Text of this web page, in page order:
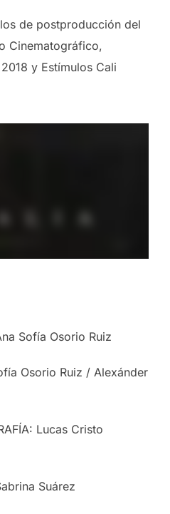
de postproducción del
Cinematográfico,
y Estímulos Cali
Sofía Osorio Ruiz
Osorio Ruiz / Alexánder
Lucas Cristo
Suárez